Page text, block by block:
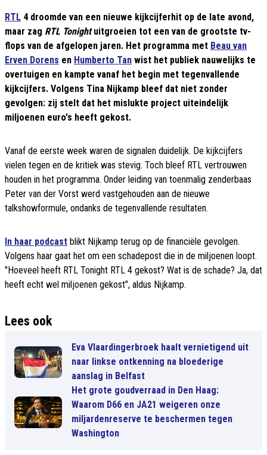
RTL 4 droomde van een nieuwe kijkcijferhit op de late avond,
maar zag RTL Tonightuitgroeien tot een van de grootste tv-
flops van de afgelopen jaren. Het programma met Beau van
Erven Dorens en Humberto Tan wist het publiek nauwelijks te
overtuigen en kampte vanaf het begin met tegenvallende
kijkcijfers. Volgens Tina Nijkamp bleef dat niet zonder
gevolgen: zij stelt dat het mislukte project uiteindelijk
miljoenen euro's heeft gekost.
Vanaf de eerste week waren de signalen duidelijk. De kijkcijfers
vielen tegen en de kritiek was stevig. Toch bleef RTL vertrouwen
houden in het programma. Onder leiding van toenmalig zenderbaas
Peter van der Vorst werd vastgehouden aan de nieuwe
talkshowformule, ondanks de tegenvallende resultaten.
In haar podcast blikt Nijkamp terug op de financiële gevolgen.
Volgens haar gaat het om een schadepost die in de miljoenen loopt.
"Hoeveel heeft RTL Tonight RTL 4 gekost? Wat is de schade? Ja, dat
heeft echt wel miljoenen gekost", aldus Nijkamp.
Lees ook
Eva Vlaardingerbroek haalt vernietigend uit
naar linkse ontkenning na bloederige
aanslag in Belfast
Het grote goudverraad in Den Haag:
Waarom D66 en JA21 weigeren onze
miljardenreserve te beschermen tegen
Washington